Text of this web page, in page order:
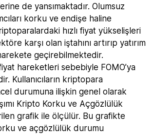
de yansımaktadır. Olumsuz
korku ve endişe haline
hızlı fiyat yükselişleri
karşı olan iştahını artırıp yatırım
geçirebilmektedir.
fiyat hareketleri sebebiyle FOMO’ya
Kullanıcıların kriptopara
durumuna ilişkin genel olarak
Kripto Korku ve Açgözlülük
grafik ile ölçülür. Bu grafikte
ve açgözlülük durumu